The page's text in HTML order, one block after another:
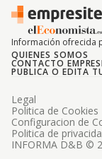
Información ofrecida
QUIENES SOMOS
CONTACTO
PUBLICA O EDITA
INFORMA D&B ©
Legal
Politica de Cookies
Configuracion de
Politica de